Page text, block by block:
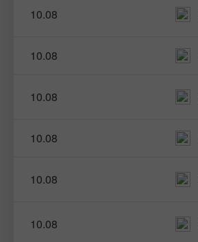
10.08
10.08
10.08
10.08
10.08
10.08